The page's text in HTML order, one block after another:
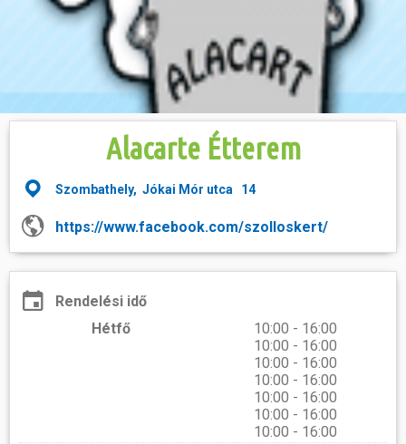
Alacarte Étterem
Szombathely, Jókai Mór utca 14
https://www.facebook.com/szolloskert/
Rendelési idő
Hétfő
10:00 - 16:00
10:00 - 16:00
10:00 - 16:00
10:00 - 16:00
10:00 - 16:00
10:00 - 16:00
10:00 - 16:00